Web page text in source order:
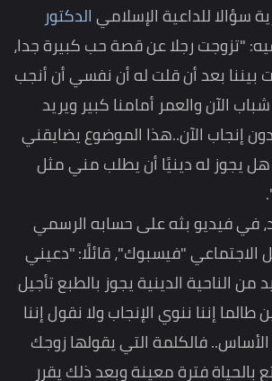
للداعية الإسلاميالدكتور
"تزوجت رجلا عن قصة حب كبيرة جدا،
بيننا بعد أن قلت له أن نفسي أن أنجب
الآن والعمر أمامنا كبير ويريد
دون إنجاب الآن..هذا الموضوع يضايقني
هل يجوز له دينيًا أن يطلب مني مثل
في فيديو بثه على حسابه الرسمي
"فيسبوك"، قائلًا:"دعيني
الناحية الدينية يجوز بالطبع تأجيل
طالما إننا ننوي الإنجاب ولا نقول إننا
الأساس.. فالكلمة التي يقولها زوجك
بالحياة فترة معينة وبعد ذلك يقرر